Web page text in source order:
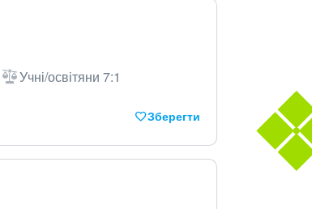
Учні/освітяни 7:1
Зберегти